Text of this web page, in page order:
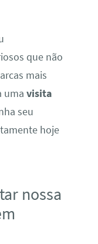
que não
mais
uma visita
seu
hoje
nossa